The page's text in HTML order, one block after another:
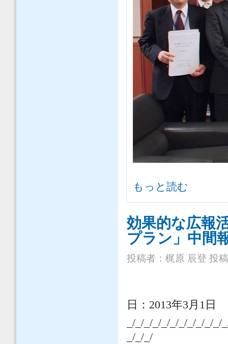
社会コミュニケーション委員会
もっと読む
効果的な広報
プラン」中間
投稿者： 梶原 辰登 投
日： 2013年3月1日
_/_/_/_/_/_/_/_/_/_/
_/_/_/